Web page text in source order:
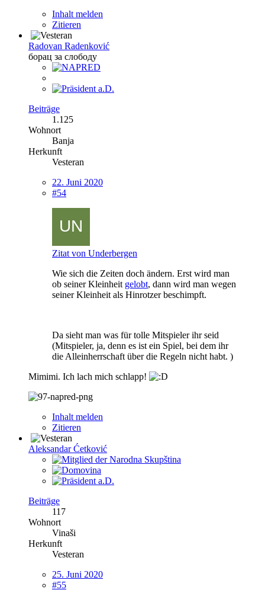
Inhalt melden
Zitieren
Radovan Radenković
борац за слободу
Beiträge
1.125
Wohnort
Banja
Herkunft
Vesteran
22. Juni 2020
#54
Zitat von Underbergen
Wie sich die Zeiten doch ändern. Erst wird man
ob seiner Kleinheit gelobt, dann wird man wegen
seiner Kleinheit als Hinrotzer beschimpft.
Da sieht man was für tolle Mitspieler ihr seid
(Mitspieler, ja, denn es ist ein Spiel, bei dem ihr
die Alleinherrschaft über die Regeln nicht habt. )
Mimimi. Ich lach mich schlapp!
Inhalt melden
Zitieren
Aleksandar Ćetković
Beiträge
117
Wohnort
Vinaši
Herkunft
Vesteran
25. Juni 2020
#55